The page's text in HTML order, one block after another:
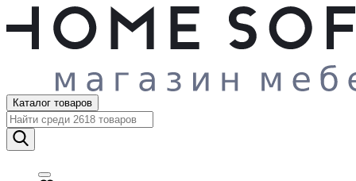
Каталог товаров